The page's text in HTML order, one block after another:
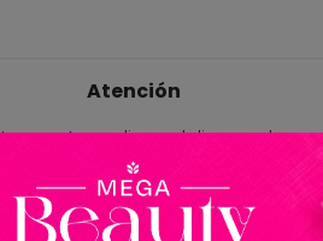
Atención
Las ventas online y delivery solo
están habilitadas para Paraguay, no
tenemos cuentas bancárias en
Brasil.